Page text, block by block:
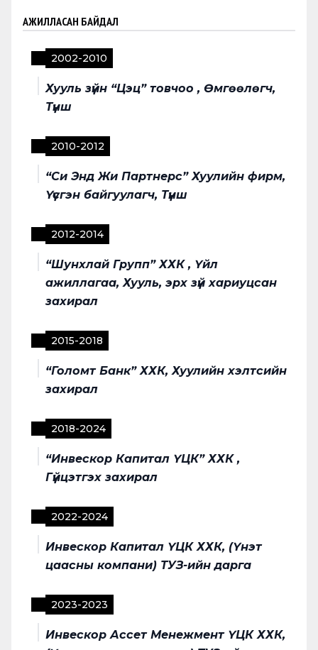
АЖИЛЛАСАН БАЙДАЛ
2002-2010
Хууль зүйн “Цэц” товчоо , Өмгөөлөгч,
Түнш
2010-2012
“Си Энд Жи Партнерс” Хуулийн фирм,
Үүсгэн байгуулагч, Түнш
2012-2014
“Шунхлай Групп” ХХК , Үйл
ажиллагаа, Хууль, эрх зүй хариуцсан
захирал
2015-2018
“Голомт Банк” ХХК, Хуулийн хэлтсийн
захирал
2018-2024
“Инвескор Капитал ҮЦК” ХХК ,
Гүйцэтгэх захирал
2022-2024
Инвескор Капитал ҮЦК ХХК, (Үнэт
цаасны компани) ТУЗ-ийн дарга
2023-2023
Инвескор Ассет Менежмент ҮЦК ХХК,